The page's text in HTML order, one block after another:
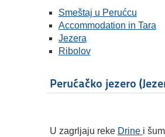
Smeštaj u Perućcu
Accommodation in Tara
Jezera
Ribolov
Perućačko jezero
U zagrljaju reke Drine i